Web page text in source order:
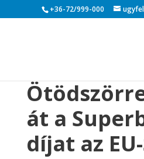
+36-72/999-000
át a
díjat az